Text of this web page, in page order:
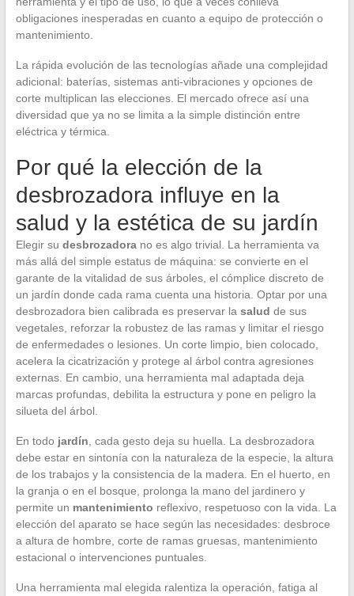
obligaciones inesperadas en cuanto a equipo de protección o
mantenimiento.
La rápida evolución de las tecnologías añade una complejidad
adicional: baterías, sistemas anti-vibraciones y opciones de
corte multiplican las elecciones. El mercado ofrece así una
diversidad que ya no se limita a la simple distinción entre
eléctrica y térmica.
Por qué la elección de la
desbrozadora influye en la
salud y la estética de su jardín
Elegir su desbrozadorano es algo trivial. La herramienta va
más allá del simple estatus de máquina: se convierte en el
garante de la vitalidad de sus árboles, el cómplice discreto de
un jardín donde cada rama cuenta una historia. Optar por una
desbrozadora bien calibrada es preservar la salud de sus
vegetales, reforzar la robustez de las ramas y limitar el riesgo
de enfermedades o lesiones. Un corte limpio, bien colocado,
acelera la cicatrización y protege al árbol contra agresiones
externas. En cambio, una herramienta mal adaptada deja
marcas profundas, debilita la estructura y pone en peligro la
silueta del árbol.
En todo jardín , cada gesto deja su huella. La desbrozadora
debe estar en sintonía con la naturaleza de la especie, la altura
de los trabajos y la consistencia de la madera. En el huerto, en
la granja o en el bosque, prolonga la mano del jardinero y
permite un mantenimiento reflexivo, respetuoso con la vida. La
elección del aparato se hace según las necesidades: desbroce
a altura de hombre, corte de ramas gruesas, mantenimiento
estacional o intervenciones puntuales.
Una herramienta mal elegida ralentiza la operación, fatiga al